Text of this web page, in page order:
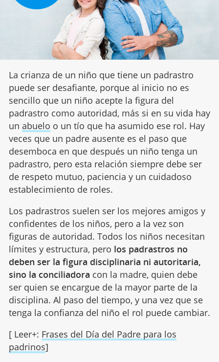
La crianza de un niño que tiene un padrastro
puede ser desafiante, porque al inicio no es
sencillo que un niño acepte la figura del
padrastro como autoridad, más si en su vida hay
un abuelo o un tío que ha asumido ese rol. Hay
veces que un padre ausente es el paso que
desemboca en que después un niño tenga un
padrastro, pero esta relación siempre debe ser
de respeto mutuo, paciencia y un cuidadoso
establecimiento de roles.
Los padrastros suelen ser los mejores amigos y
confidentes de los niños, pero a la vez son
figuras de autoridad. Todos los niños necesitan
límites y estructura, pero los padrastros no
deben ser la figura disciplinaria ni autoritaria,
sino la conciliadora con la madre, quien debe
ser quien se encargue de la mayor parte de la
disciplina. Al paso del tiempo, y una vez que se
tenga la confianza del niño el rol puede cambiar.
[ Leer+: Frases del Día del Padre para los
padrinos]